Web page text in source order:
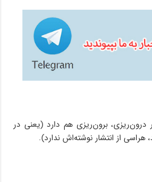
درون‌ریزی، برون‌ریزی هم دارد (یعنی در
هراسی از انتشار نوشته‌اش ندارد).